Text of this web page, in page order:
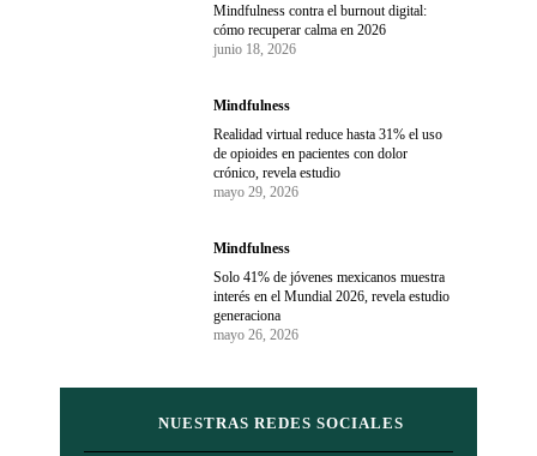
Mindfulness contra el burnout digital:
cómo recuperar calma en 2026
junio 18, 2026
Mindfulness
Realidad virtual reduce hasta 31% el uso
de opioides en pacientes con dolor
crónico, revela estudio
mayo 29, 2026
Mindfulness
Solo 41% de jóvenes mexicanos muestra
interés en el Mundial 2026, revela estudio
generaciona
mayo 26, 2026
NUESTRAS REDES SOCIALES